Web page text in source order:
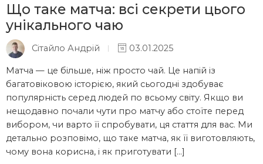
Що таке матча: всі секрети цього
унікального чаю
Сітайло Андрій 03.01.2025
Матча — це більше, ніж просто чай. Це напій із
багатовіковою історією, який сьогодні здобуває
популярність серед людей по всьому світу. Якщо ви
нещодавно почали чути про матчу або стоїте перед
вибором, чи варто її спробувати, ця стаття для вас. Ми
детально розповімо, що таке матча, як її виготовляють,
чому вона корисна, і як приготувати […]